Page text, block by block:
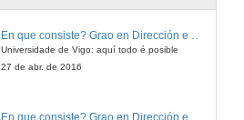
En que consiste? Grao en Dirección e Gestión Pública
Universidade de Vigo: aquí todo é posible
27 de abr. de 2016